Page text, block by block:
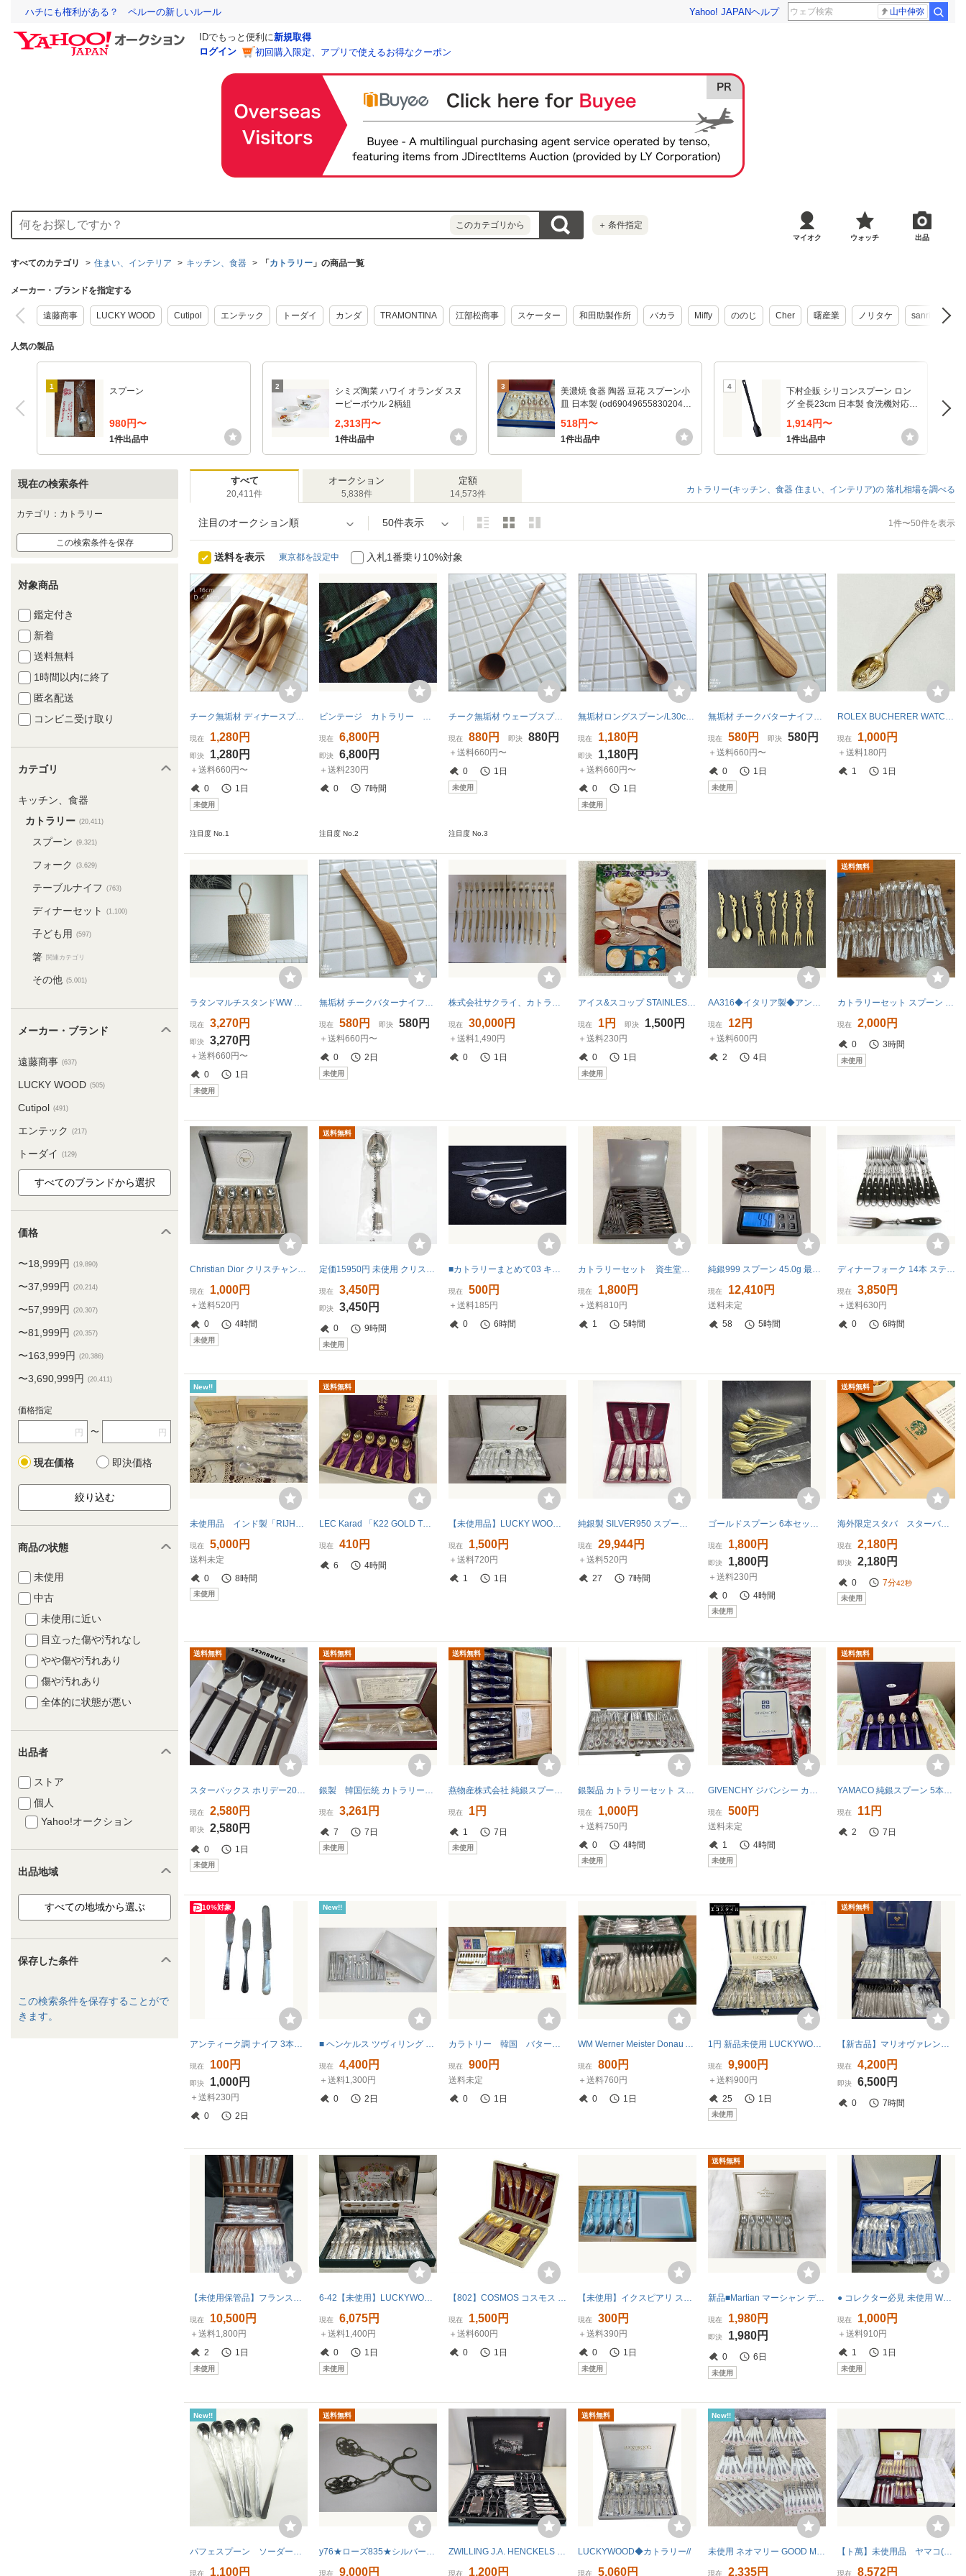
ハチにも権利がある？ ペルーの新しいルール Yahoo! JAPANヘルプ 山中伸弥
IDでもっと便利に新規取得
ログイン
初回購入限定、アプリで使えるお得なクーポン
このカテゴリから ＋ 条件指定
マイオク ウォッチ 出品
すべてのカテゴリ 住まい、インテリア キッチン、食器 「 カトラリー 」の商品一覧
メーカー・ブランドを指定する
遠藤商事 LUCKY WOOD Cutipol エンテック トーダイ カンダ TRAMONTINA 江部松商事 スケーター 和田助製作所 バカラ Miffy ののじ Cher 曙産業 ノリタケ sanrio
人気の製品
1 スプーン
980円〜
1件出品中
2
シミズ陶業 ハワイ オランダ スヌ
ーピーボウル 2柄組
2,313円〜
1件出品中
3
美濃焼 食器 陶器 豆花 スプーン小
皿 日本製 (od690496558302041
7) 入数:5
518円〜
1件出品中
4
下村企販 シリコンスプーン ロン
グ 全長23cm 日本製 食洗機対応
極薄のフチですくいやすい 継ぎ目
がない 燕三条 シリコーン ソフト
スプーン
1,914円〜
1件出品中
現在の検索条件
カテゴリ：カトラリー
この検索条件を保存
対象商品
鑑定付き
新着
送料無料
1時間以内に終了
匿名配送
コンビニ受け取り
カテゴリ
キッチン、食器
カトラリー (20,411)
スプーン (9,321)
フォーク (3,629)
テーブルナイフ (763)
ディナーセット (1,100)
子ども用 (597)
箸 関連カテゴリ
その他 (5,001)
メーカー・ブランド
遠藤商事 (637)
LUCKY WOOD (505)
Cutipol (491)
エンテック (217)
トーダイ (129)
価格
〜18,999円 (19,890)
〜37,999円 (20,214)
〜57,999円 (20,307)
〜81,999円 (20,357)
〜163,999円 (20,386)
〜3,690,999円 (20,411)
価格指定
円 〜 円
現在価格 即決価格
商品の状態
未使用
中古
未使用に近い
目立った傷や汚れなし
やや傷や汚れあり
傷や汚れあり
全体的に状態が悪い
出品者
ストア
個人
Yahoo!オークション
出品地域
保存した条件
この検索条件を保存することがで
きます。
すべて
20,411件
オークション
5,838件
定額
14,573件 カトラリー(キッチン、食器 住まい、インテリア)の 落札相場を調べる
注目のオークション順 50件表示 1件〜50件を表示
送料を表示 東京都を設定中 入札1番乗り10%対象
チーク無垢材 ディナースプーンL16cm スープスプーン カレースプーン レンゲ 木製カトラリー ウッドスプーン 世界三大銘木
現在 1,280円
即決 1,280円
＋送料660円〜
0
1日
未使用
注目度 No.1
ビンテージ カトラリー トング ＋ バターナイフ
現在 6,800円
即決 6,800円
＋送料230円
0
7時間
注目度 No.2
チーク無垢材 ウェーブスプーン マドラー 木製カトラリー ロングスプーン 調味料スプーン ナチュラル 天然木 素朴 L約22.5cm
現在 880円 即決 880円
＋送料660円〜
0
1日
未使用
注目度 No.3
無垢材ロングスプーン/L30cm バースプーン カクテルマドラー チークマドラー 木製食器 カトラリー ナチュラルウッド 天然食器
現在 1,180円
即決 1,180円
＋送料660円〜
0
1日
未使用
無垢材 チークバターナイフL15cm ジャムナイフ へら ヘラ 木製ナイフ 木製カトラリー 手作り チーク材 世界三大銘木
現在 580円 即決 580円
＋送料660円〜
0
1日
未使用
ROLEX BUCHERER WATCHES ルツェルン 記念スプーン 約10cm 銀色 刻印あり アンティーク調
現在 1,000円
＋送料180円
1
1日
ラタンマルチスタンドWW カトラリースタンド 手編み 小物入れ 取っ手付キッチン収納 ナチュラルホワイト 籐 ハンドメイド 自然素材
現在 3,270円
即決 3,270円
＋送料660円〜
0
1日
未使用
無垢材 チークバターナイフL17.5cm ジャムナイフ 木製ナイフ 木製カトラリー へら ヘラ 手作り チーク材 世界三大銘木
現在 580円 即決 580円
＋送料660円〜
0
2日
未使用
株式会社サクライ、カトラリーセット、フォーク１６本、ナイフ１６本、ニッケルシルバー、ステンレススチール、旧ロゴマーク有、箱無
現在 30,000円
＋送料1,490円
0
1日
アイス&スコップ STAINLESS STEEL アイスクリームディッシャー
現在 1円 即決 1,500円
＋送料230円
0
1日
未使用
AA316◆イタリア製◆アンティーク調 カトラリー◆フォーク・スプーン◆彫刻◆ゴールド・ヴィンテージカラー【1円スタート】コレクション
現在 12円
＋送料600円
2
4日
送料無料
カトラリーセット スプーン フォーク ナイフ 大量まとめ売り ステンレス
現在 2,000円
0 3時間
未使用
Christian Dior クリスチャンディオール スプーン 5本セット ケース付
現在 1,000円
＋送料520円
0
4時間
未使用
送料無料
定価15950円 未使用 クリストフル アリア コーヒースプーン Christofle Aria シルバー コーティング 銀 フランス 高級 食器
現在 3,450円
即決 3,450円
0 9時間
未使用
■カトラリーまとめて03 キャセイパシフィック航空■消費税0円
現在 500円
＋送料185円
0
6時間
カトラリーセット 資生堂 花椿CLUB 1996年感謝品 アンジェラ・カミングス
現在 1,800円
＋送料810円
1
5時間
純銀999 スプーン 45.0g 最高級純銀洋食器 刻印有り SILVER
現在 12,410円
送料未定
58
5時間
ディナーフォーク 14本 ステンレススチール 幅2.4ｘ長さ19.9cm 中古 101824 ☆
現在 3,850円
＋送料630円
0
6時間
New!!
現在 5,000円
送料未定
0
8時間
未使用
送料無料
現在 410円
6 4時間
現在 1,500円
＋送料720円
1
1日
現在 29,944円
＋送料520円
27
7時間
現在 1,800円
即決 1,800円
＋送料230円
0
4時間
未使用
送料無料
海外限定スタバ スターバックス カトラリー 食器セット 専用箱付き シルバー色
現在 2,180円
即決 2,180円
0 7分41秒
未使用
送料無料
現在 2,580円
即決 2,580円
0 1日
未使用
送料無料
現在 3,261円
7 7日
未使用
送料無料
現在 1円
1 7日
未使用
現在 1,000円
＋送料750円
0
4時間
未使用
現在 500円
送料未定
1
4時間
未使用
送料無料
YAMACO 純銀スプーン 5本セット 約107g
現在 11円
2 7日
10%対象
アンティーク調 ナイフ 3本セット シルバー カトラリー ヴィンテージ
現在 100円
即決 1,000円
＋送料230円
0
2日
New!!
■ ヘンケルス ツヴィリング カトラリーセット 22本 ■ 経年品
現在 4,400円
＋送料1,300円
0
2日
カラトリー 韓国 バターナイフ/フォーク/スプーン きりこ グラス 現状お渡し 現品限り
現在 900円
送料未定
0
1日
WM Werner Meister Donau Austri スプーン、ホークセット
現在 800円
＋送料760円
0
1日
1円 新品未使用 LUCKYWOOD ラッキーウッド 25ピース テーブルナイフ/フォーク/スプーン カトラリーセット
現在 9,900円
＋送料900円
25
1日
未使用
送料無料
【新古品】マリオヴァレンティーノ カトラリーフルセット 42点 ケーキサーバー②
現在 4,200円
即決 6,500円
0 7時間
【未使用保管品】フランス高級銀食器クリストフル カトラリーセット スプーン フォーク ナイフ ディナーセット3段セット
現在 10,500円
＋送料1,800円
2
1日
未使用
6-42【未使用】LUCKYWOOD ラッキーウッド カトラリーセット 大量セット スプーン フォーク ナイフ 箱付き
現在 6,075円
＋送料1,400円
0
1日
未使用
【802】COSMOS コスモス GUARANTEE 23-KT GOLD ELECTRO PLATED 電解メッキ カラトリー スプーン フォーク 12本 セット 食器 キッチン
現在 1,500円
＋送料600円
0
1日
【未使用】イクスピアリ スプーンセット IKSPIARI ディスニーリゾート
現在 300円
＋送料390円
0
1日
未使用
送料無料
新品■Martian マーシャン デザート 洋銀スプーン 未開封 アウトレット品★送料無料
現在 1,980円
即決 1,980円
0 6日
未使用
● コレクター必見 未使用 WAKO 和光 カトラリー セット スプーン フォーク など 計14点 元箱 Wc602
現在 1,000円
＋送料910円
1
1日
未使用
New!!
パフェスプーン ソーダースプーン ６本まとめて
現在 1,100円
送料無料
y76★ローズ835★シルバー・ケーキクッキートング・ヴィンテージ・バラの透かし彫り・繊細な仕上げ
現在 9,000円
ZWILLING J.A. HENCKELS ツヴィリング TWIN Table カトラリーセット
現在 1,200円
送料無料
LUCKYWOOD◆カトラリー//
現在 5,060円
New!!
未使用 ネオマリー GOOD MAMA カトラリーセット ステーキナイフ デザートスプーン フォーク ヒメフォーク 55点セット / 303341
現在 2,335円
【ト萬】未使用品 ヤマコ(山崎金属工業) ノーベルジュビリー カトラリーセット SA000RNP32
現在 8,572円